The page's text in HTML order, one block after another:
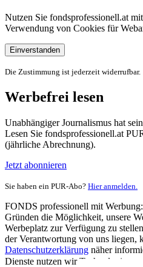
Nutzen Sie fondsprofessionell.at
Verwendung von Cookies für
Einverstanden
Die Zustimmung ist jederzeit widerrufbar.
Werbefrei lesen
Unabhängiger Journalismus hat
Lesen Sie fondsprofessionell.at
(jährliche Abrechnung).
Jetzt abonnieren
Sie haben ein PUR-Abo? Hier anmelden.
FONDS professionell mit
Gründen die Möglichkeit, unsere
Werbeplatz zur Verfügung zu
der Verantwortung von uns liegen,
Datenschutzerklärung näher
Dienste nutzen wir Technologien